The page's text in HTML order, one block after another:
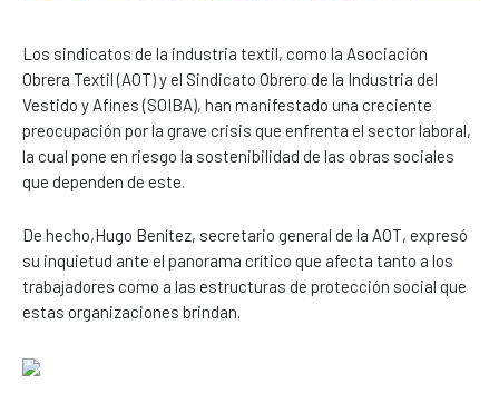
Los sindicatos de la industria textil, como la Asociación
Obrera Textil (AOT) y el Sindicato Obrero de la Industria del
Vestido y Afines (SOIBA), han manifestado una creciente
preocupación por la grave crisis que enfrenta el sector laboral,
la cual pone en riesgo la sostenibilidad de las obras sociales
que dependen de este.
De hecho,Hugo Benítez, secretario general de la AOT, expresó
su inquietud ante el panorama crítico que afecta tanto a los
trabajadores como a las estructuras de protección social que
estas organizaciones brindan.